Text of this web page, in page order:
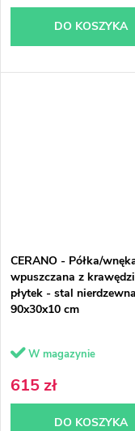
DO KOSZYKA
CERANO - Półka/
wpuszczana z
płytek - stal
90x30x10 cm
W magazynie
615 zł
DO KOSZYKA